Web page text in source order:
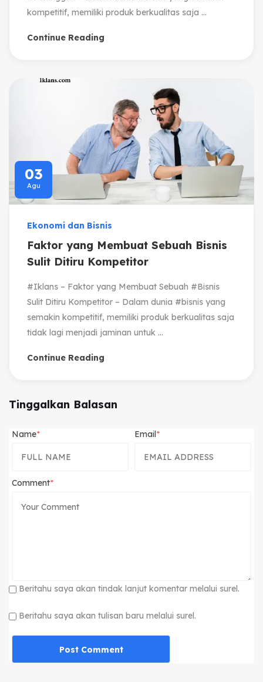
kompetitif, memiliki produk berkualitas saja ...
Continue Reading
03
Agu
Ekonomi dan Bisnis
Faktor yang Membuat Sebuah Bisnis
Sulit Ditiru Kompetitor
#Iklans – Faktor yang Membuat Sebuah #Bisnis
Sulit Ditiru Kompetitor – Dalam dunia #bisnis yang
semakin kompetitif, memiliki produk berkualitas saja
tidak lagi menjadi jaminan untuk ...
Continue Reading
Tinggalkan Balasan
Name Email
Comment
Beritahu saya akan tindak lanjut komentar melalui surel.
Beritahu saya akan tulisan baru melalui surel.